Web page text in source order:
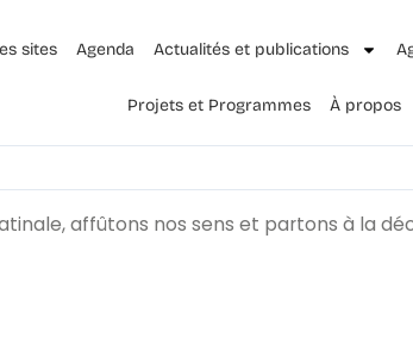
sites Agenda Actualités et publications
Projets et Programmes À propos
affûtons nos sens et partons à la